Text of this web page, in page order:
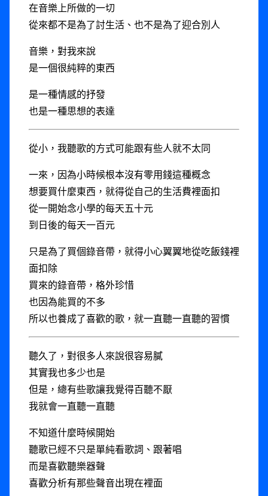
在音樂上所做的一切
從來都不是為了討生活、也不是為了迎合別人
音樂，對我來說
是一個很純粹的東西
是一種情感的抒發
也是一種思想的表達
從小，我聽歌的方式可能跟有些人就不太同
一來，因為小時候根本沒有零用錢這種概念
想要買什麼東西，就得從自己的生活費裡面扣
從一開始念小學的每天五十元
到日後的每天一百元
只是為了買個錄音帶，就得小心翼翼地從吃飯錢裡
面扣除
買來的錄音帶，格外珍惜
也因為能買的不多
所以也養成了喜歡的歌，就一直聽一直聽的習慣
聽久了，對很多人來說很容易膩
其實我也多少也是
但是，總有些歌讓我覺得百聽不厭
我就會一直聽一直聽
不知道什麼時候開始
聽歌已經不只是單純看歌詞、跟著唱
而是喜歡聽樂器聲
喜歡分析有那些聲音出現在裡面